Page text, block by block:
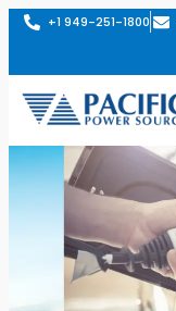
+1 949-251-1800